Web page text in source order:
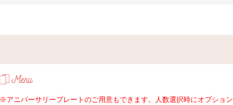
※アニバーサリープレートのご用意もできます。人数選択時にオプション